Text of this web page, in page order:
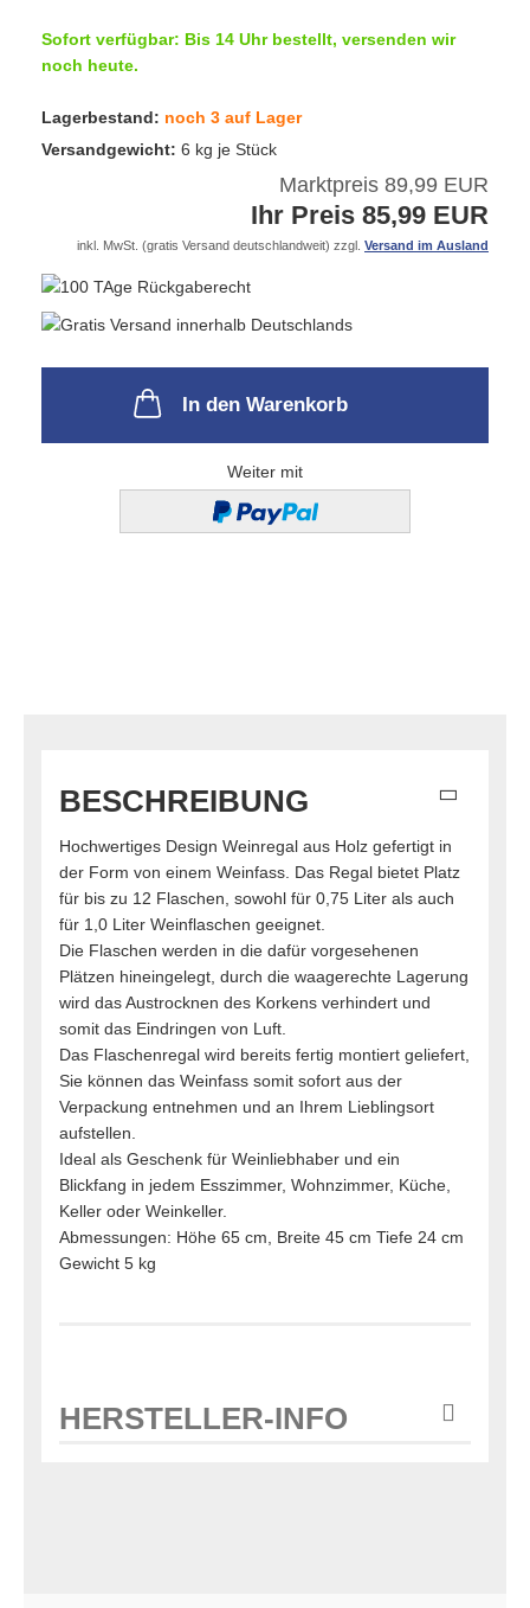
Sofort verfügbar: Bis 14 Uhr bestellt, versenden wir
noch heute.
Lagerbestand: noch 3 auf Lager
Versandgewicht: 6 kg je Stück
Marktpreis 89,99 EUR
Ihr Preis 85,99 EUR
inkl. MwSt. (gratis Versand deutschlandweit) zzgl. Versand im Ausland
In den Warenkorb
Weiter mit
BESCHREIBUNG
Hochwertiges Design Weinregal aus Holz gefertigt in
der Form von einem Weinfass. Das Regal bietet Platz
für bis zu 12 Flaschen, sowohl für 0,75 Liter als auch
für 1,0 Liter Weinflaschen geeignet.
Die Flaschen werden in die dafür vorgesehenen
Plätzen hineingelegt, durch die waagerechte Lagerung
wird das Austrocknen des Korkens verhindert und
somit das Eindringen von Luft.
Das Flaschenregal wird bereits fertig montiert geliefert,
Sie können das Weinfass somit sofort aus der
Verpackung entnehmen und an Ihrem Lieblingsort
aufstellen.
Ideal als Geschenk für Weinliebhaber und ein
Blickfang in jedem Esszimmer, Wohnzimmer, Küche,
Keller oder Weinkeller.
Abmessungen: Höhe 65 cm, Breite 45 cm Tiefe 24 cm
Gewicht 5 kg
HERSTELLER-INFO